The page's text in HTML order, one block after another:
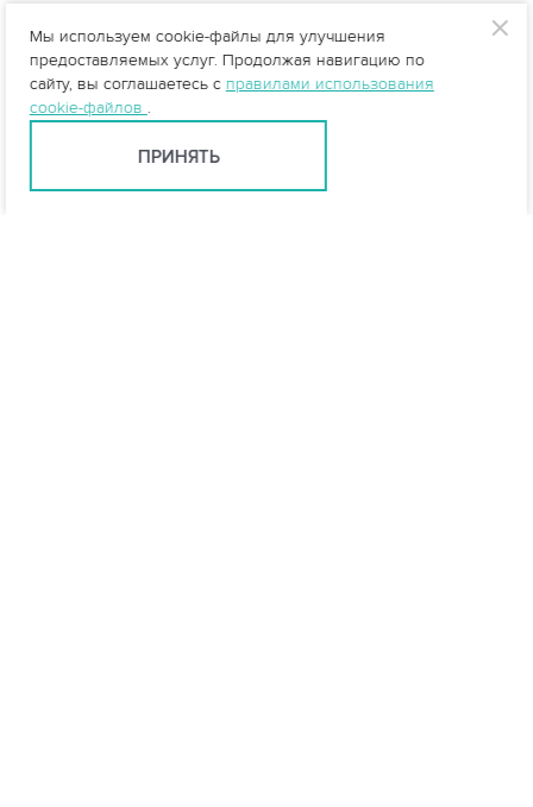
Мы используем cookie-файлы для улучшения
предоставляемых услуг. Продолжая навигацию по
сайту, вы соглашаетесь с правилами использования
cookie-файлов .
ПРИНЯТЬ